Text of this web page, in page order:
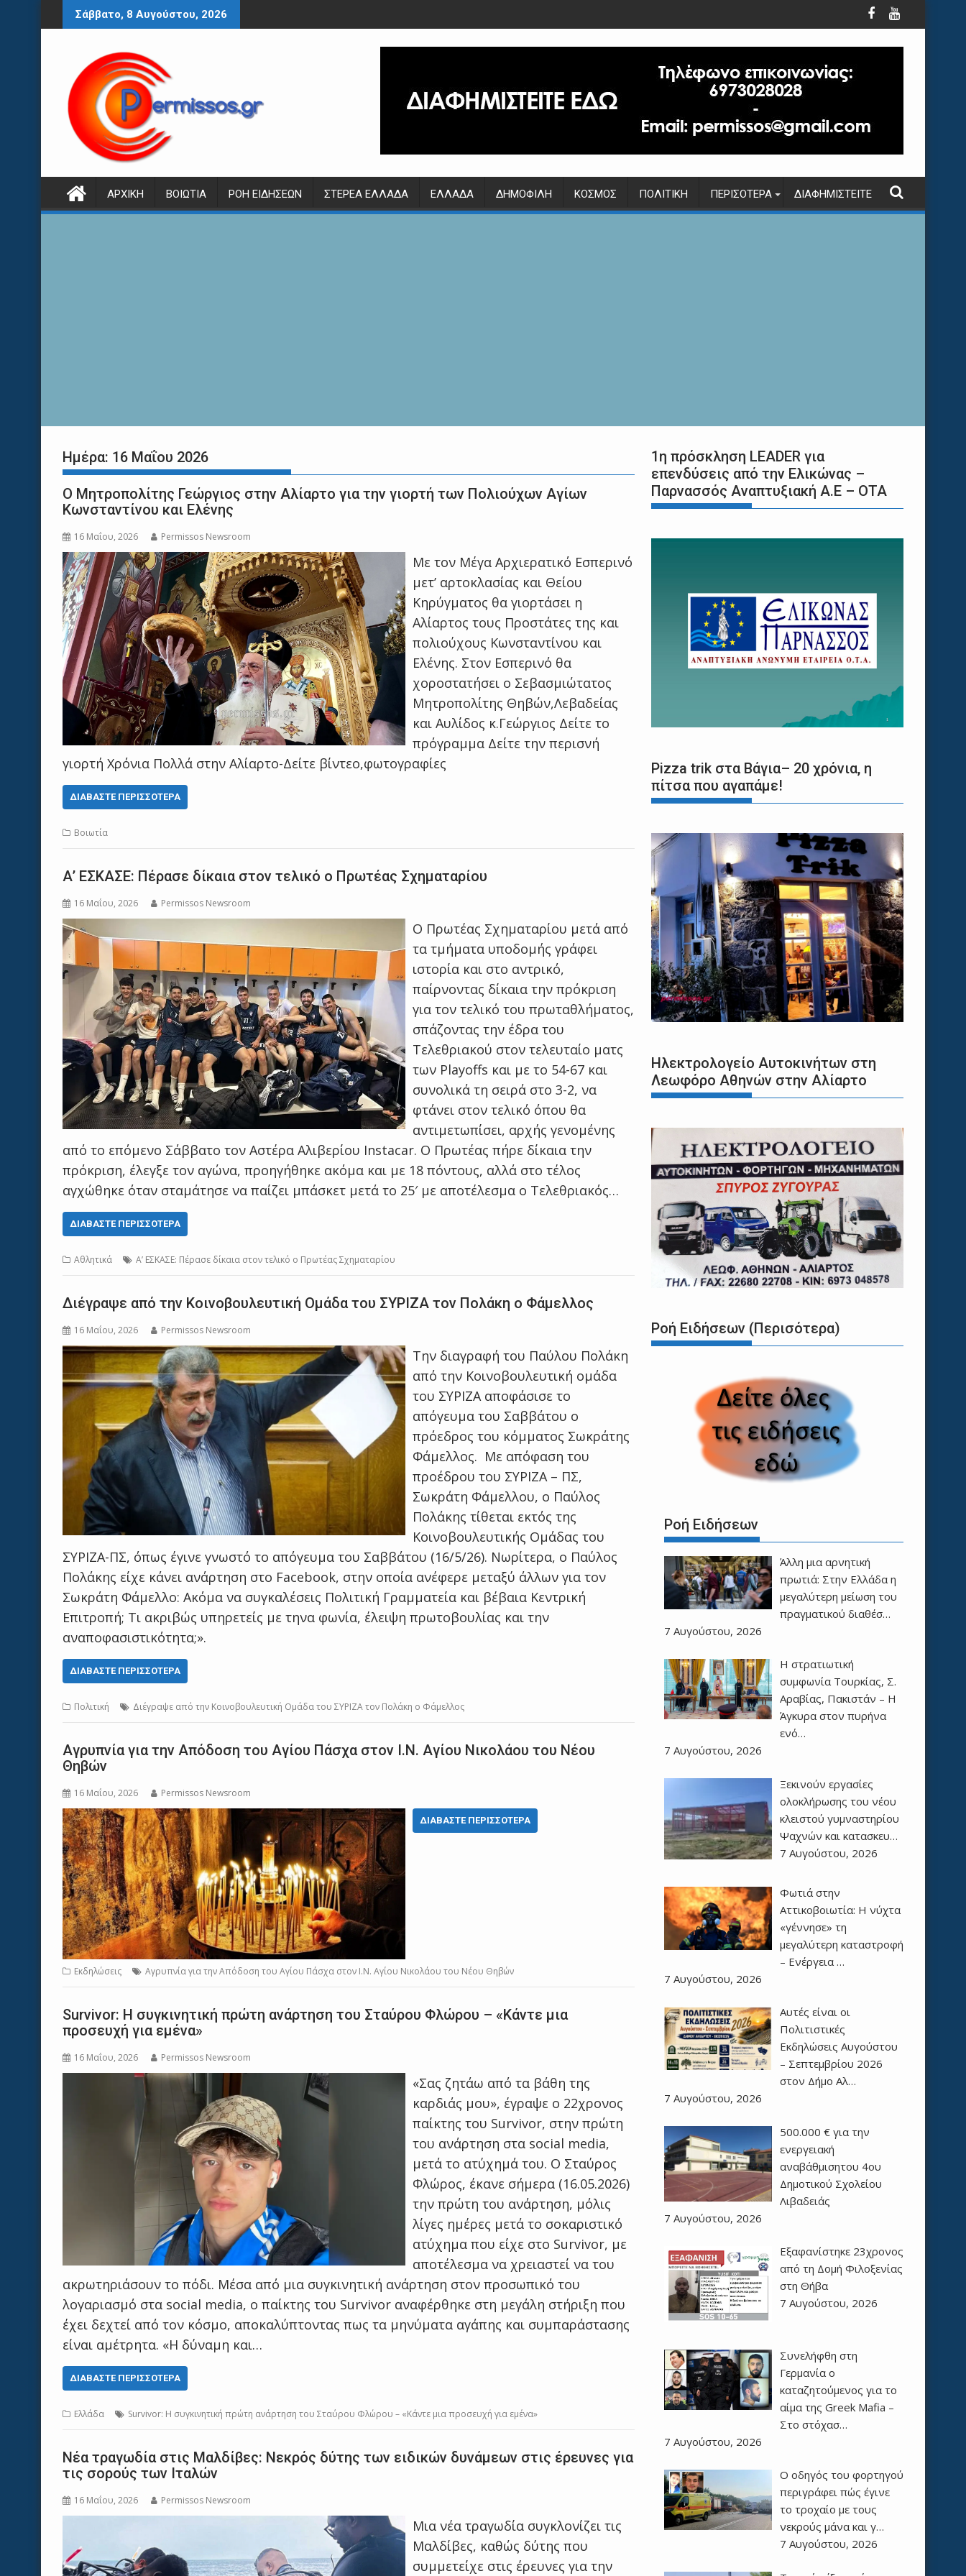
Περάστε
στο
Σάββατο, 8 Αυγούστου, 2026
ΑΡΧΙΚΉ ΒΟΙΩΤΊΑ ΡΟΉ ΕΙΔΉΣΕΩΝ ΣΤΕΡΕΆ ΕΛΛΆΔΑ ΕΛΛΆΔΑ ΔΗΜΟΦΙΛΉ ΚΌΣΜΟΣ ΠΟΛΙΤΙΚΉ ΠΕΡΙΣΌΤΕΡΑ ΔΙΑΦΗΜΙΣΤΕΊΤΕ
Ημέρα: 16 Μαΐου 2026
Ο Μητροπολίτης Γεώργιος στην Αλίαρτο για την γιορτή των Πολιούχων Αγίων
Κωνσταντίνου και Ελένης
16 Μαΐου, 2026 Permissos Newsroom
Με τον Μέγα Αρχιερατικό Εσπερινό
μετ’ αρτοκλασίας και Θείου
Κηρύγματος θα γιορτάσει η
Αλίαρτος τους Προστάτες της και
πολιούχους Κωνσταντίνου και
Ελένης. Στον Εσπερινό θα
χοροστατήσει ο Σεβασμιώτατος
Μητροπολίτης Θηβών,Λεβαδείας
και Αυλίδος κ.Γεώργιος Δείτε το
πρόγραμμα Δείτε την περισνή
γιορτή Χρόνια Πολλά στην Αλίαρτο-Δείτε βίντεο,φωτογραφίες
ΔΙΑΒΆΣΤΕ ΠΕΡΙΣΣΌΤΕΡΑ
Βοιωτία
Α’ ΕΣΚΑΣΕ: Πέρασε δίκαια στον τελικό ο Πρωτέας Σχηματαρίου
16 Μαΐου, 2026 Permissos Newsroom
Ο Πρωτέας Σχηματαρίου μετά από
τα τμήματα υποδομής γράφει
ιστορία και στο αντρικό,
παίρνοντας δίκαια την πρόκριση
για τον τελικό του πρωταθλήματος,
σπάζοντας την έδρα του
Τελεθριακού στον τελευταίο ματς
των Playoffs και με το 54-67 και
συνολικά τη σειρά στο 3-2, να
φτάνει στον τελικό όπου θα
αντιμετωπίσει, αρχής γενομένης
από το επόμενο Σάββατο τον Αστέρα Αλιβερίου Instacar. Ο Πρωτέας πήρε δίκαια την
πρόκριση, έλεγξε τον αγώνα, προηγήθηκε ακόμα και με 18 πόντους, αλλά στο τέλος
αγχώθηκε όταν σταμάτησε να παίζει μπάσκετ μετά το 25′ με αποτέλεσμα ο Τελεθριακός…
ΔΙΑΒΆΣΤΕ ΠΕΡΙΣΣΌΤΕΡΑ
Αθλητικά Α’ ΕΣΚΑΣΕ: Πέρασε δίκαια στον τελικό ο Πρωτέας Σχηματαρίου
Διέγραψε από την Κοινοβουλευτική Ομάδα του ΣΥΡΙΖΑ τον Πολάκη ο Φάμελλος
16 Μαΐου, 2026 Permissos Newsroom
Την διαγραφή του Παύλου Πολάκη
από την Κοινοβουλευτική ομάδα
του ΣΥΡΙΖΑ αποφάσισε το
απόγευμα του Σαββάτου ο
πρόεδρος του κόμματος Σωκράτης
Φάμελλος. Με απόφαση του
προέδρου του ΣΥΡΙΖΑ – ΠΣ,
Σωκράτη Φάμελλου, ο Παύλος
Πολάκης τίθεται εκτός της
Κοινοβουλευτικής Ομάδας του
ΣΥΡΙΖΑ-ΠΣ, όπως έγινε γνωστό το απόγευμα του Σαββάτου (16/5/26). Νωρίτερα, ο Παύλος
Πολάκης είχε κάνει ανάρτηση στο Facebook, στην οποία ανέφερε μεταξύ άλλων για τον
Σωκράτη Φάμελλο: Ακόμα να συγκαλέσεις Πολιτική Γραμματεία και βέβαια Κεντρική
Επιτροπή; Τι ακριβώς υπηρετείς με τηνα φωνία, έλειψη πρωτοβουλίας και την
αναποφασιστικότητα;».
ΔΙΑΒΆΣΤΕ ΠΕΡΙΣΣΌΤΕΡΑ
Πολιτική Διέγραψε από την Κοινοβουλευτική Ομάδα του ΣΥΡΙΖΑ τον Πολάκη ο Φάμελλος
Aγρυπνία για την Απόδοση του Αγίου Πάσχα στον Ι.Ν. Αγίου Νικολάου του Νέου
Θηβών
16 Μαΐου, 2026 Permissos Newsroom
ΔΙΑΒΆΣΤΕ ΠΕΡΙΣΣΌΤΕΡΑ
Εκδηλώσεις Aγρυπνία για την Απόδοση του Αγίου Πάσχα στον Ι.Ν. Αγίου Νικολάου του Νέου Θηβών
Survivor: Η συγκινητική πρώτη ανάρτηση του Σταύρου Φλώρου – «Κάντε μια
προσευχή για εμένα»
16 Μαΐου, 2026 Permissos Newsroom
«Σας ζητάω από τα βάθη της
καρδιάς μου», έγραψε ο 22χρονος
παίκτης του Survivor, στην πρώτη
του ανάρτηση στα social media,
μετά το ατύχημά του. Ο Σταύρος
Φλώρος, έκανε σήμερα (16.05.2026)
την πρώτη του ανάρτηση, μόλις
λίγες ημέρες μετά το σοκαριστικό
ατύχημα που είχε στο Survivor, με
αποτέλεσμα να χρειαστεί να του
ακρωτηριάσουν το πόδι. Μέσα από μια συγκινητική ανάρτηση στον προσωπικό του
λογαριασμό στα social media, ο παίκτης του Survivor αναφέρθηκε στη μεγάλη στήριξη που
έχει δεχτεί από τον κόσμο, αποκαλύπτοντας πως τα μηνύματα αγάπης και συμπαράστασης
είναι αμέτρητα. «Η δύναμη και…
ΔΙΑΒΆΣΤΕ ΠΕΡΙΣΣΌΤΕΡΑ
Ελλάδα Survivor: Η συγκινητική πρώτη ανάρτηση του Σταύρου Φλώρου – «Κάντε μια προσευχή για εμένα»
Νέα τραγωδία στις Μαλδίβες: Νεκρός δύτης των ειδικών δυνάμεων στις έρευνες για
τις σορούς των Ιταλών
16 Μαΐου, 2026 Permissos Newsroom
Μια νέα τραγωδία συγκλονίζει τις
Μαλδίβες, καθώς δύτης που
συμμετείχε στις έρευνες για την
1η πρόσκληση LEADER για
επενδύσεις από την Ελικώνας –
Παρνασσός Αναπτυξιακή Α.Ε – ΟΤΑ
Pizza trik στα Βάγια– 20 χρόνια, η
πίτσα που αγαπάμε!
Ηλεκτρολογείο Αυτοκινήτων στη
Λεωφόρο Αθηνών στην Αλίαρτο
Ροή Ειδήσεων (Περισότερα)
Ροή Ειδήσεων
Άλλη μια αρνητική
πρωτιά: Στην Ελλάδα η
μεγαλύτερη μείωση του
πραγματικού διαθέσ…
7 Αυγούστου, 2026
Η στρατιωτική
συμφωνία Τουρκίας, Σ.
Αραβίας, Πακιστάν – Η
Άγκυρα στον πυρήνα
ενό…
7 Αυγούστου, 2026
Ξεκινούν εργασίες
ολοκλήρωσης του νέου
κλειστού γυμναστηρίου
Ψαχνών και κατασκευ…
7 Αυγούστου, 2026
Φωτιά στην
Αττικοβοιωτία: Η νύχτα
«γέννησε» τη
μεγαλύτερη καταστροφή
– Ενέργεια …
7 Αυγούστου, 2026
Αυτές είναι οι
Πολιτιστικές
Εκδηλώσεις Αυγούστου
– Σεπτεμβρίου 2026
στον Δήμο Αλ…
7 Αυγούστου, 2026
500.000 € για την
ενεργειακή
αναβάθμισητου 4ου
Δημοτικού Σχολείου
Λιβαδειάς
7 Αυγούστου, 2026
Εξαφανίστηκε 23χρονος
από τη Δομή Φιλοξενίας
στη Θήβα
7 Αυγούστου, 2026
Συνελήφθη στη
Γερμανία ο
καταζητούμενος για το
αίμα της Greek Mafia –
Στο στόχασ…
7 Αυγούστου, 2026
Ο οδηγός του φορτηγού
περιγράφει πώς έγινε
το τροχαίο με τους
νεκρούς μάνα και γ…
7 Αυγούστου, 2026